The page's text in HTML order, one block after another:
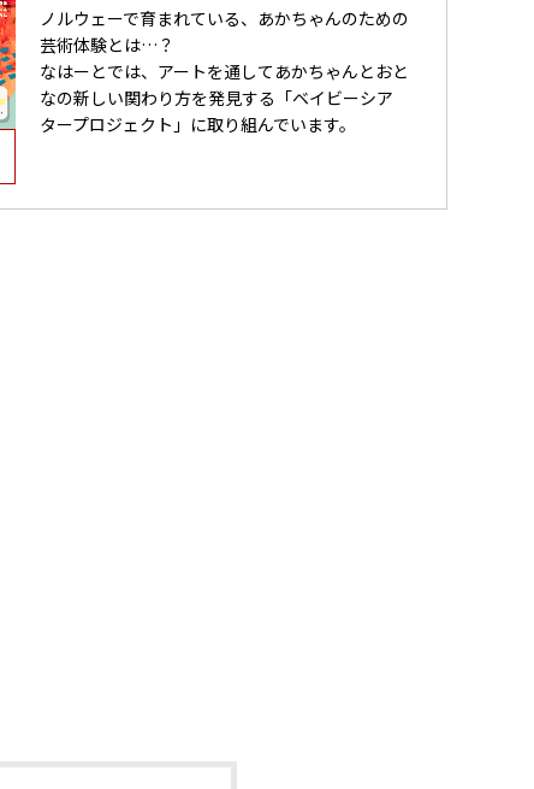
ノルウェーで育まれている、あかちゃんのための
芸術体験とは…？
なはーとでは、アートを通してあかちゃんとおと
なの新しい関わり方を発見する「ベイビーシア
タープロジェクト」に取り組んでいます。